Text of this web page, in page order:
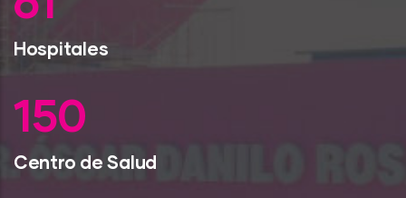
79
Hospitales
193